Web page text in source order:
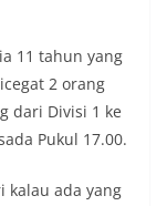
11 tahun yang
2 orang
dari Divisi 1 ke
Pukul 17.00.
kalau ada yang